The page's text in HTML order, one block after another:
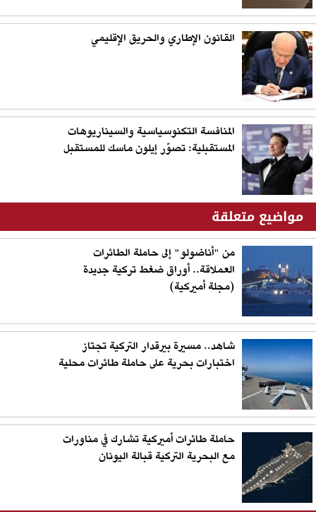
القانون الإطاري والحريق الإقليمي
المنافسة التكنوسياسية والسيناريوهات
المستقبلية: تصوّر إيلون ماسك للمستقبل
مواضيع متعلقة
من "أناضولو" إلى حاملة الطائرات
العملاقة.. أوراق ضغط تركية جديدة
(مجلة أميركية)
شاهد.. مسيرة بيرقدار التركية تجتاز
اختبارات بحرية على حاملة طائرات محلية
حاملة طائرات أميركية تشارك في مناورات
مع البحرية التركية قبالة اليونان